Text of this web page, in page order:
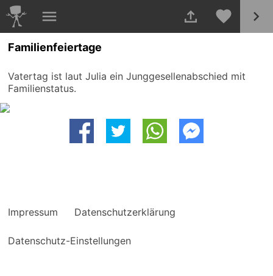
Familienfeiertage
Vatertag ist laut Julia ein Junggesellenabschied mit
Familienstatus.
Impressum Datenschutzerklärung
Datenschutz-Einstellungen